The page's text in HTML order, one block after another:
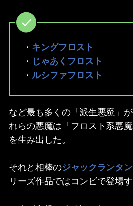
・ キングフロスト
・ じゃあくフロスト
・ ルシファフロスト
など最も多くの「派生悪魔」
れらの悪魔は「フロスト系悪
を生み出した。
それと相棒のジャックランタン
リーズ作品ではコンビで登場す